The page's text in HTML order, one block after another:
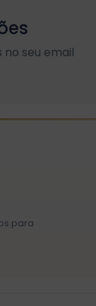
seu email
para